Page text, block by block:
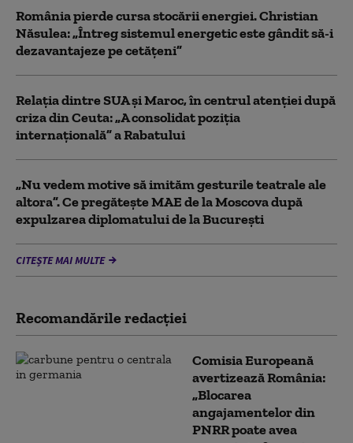
România pierde cursa stocării energiei. Christian
Năsulea: „Întreg sistemul energetic este gândit să-i
dezavantajeze pe cetățeni”
Relația dintre SUA și Maroc, în centrul atenției după
criza din Ceuta: „A consolidat poziția
internațională” a Rabatului
„Nu vedem motive să imităm gesturile teatrale ale
altora”. Ce pregătește MAE de la Moscova după
expulzarea diplomatului de la București
CITEȘTE MAI MULTE
Recomandările redacţiei
Comisia Europeană
avertizează România:
„Blocarea
angajamentelor din
PNRR poate avea